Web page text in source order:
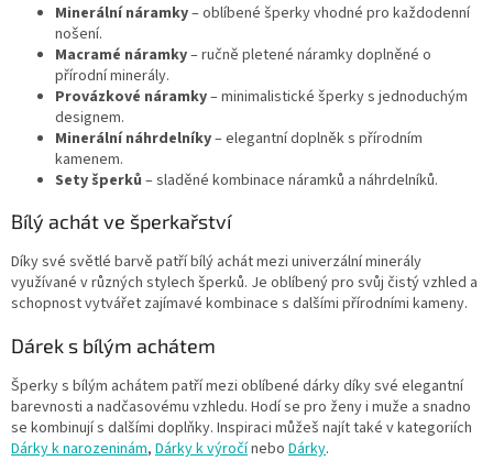
Minerální náramky– oblíbené šperky vhodné pro každodenní
nošení.
Macramé náramky– ručně pletené náramky doplněné o
přírodní minerály.
Provázkové náramky– minimalistické šperky s jednoduchým
designem.
Minerální náhrdelníky– elegantní doplněk s přírodním
kamenem.
Sety šperků – sladěné kombinace náramků a náhrdelníků.
Bílý achát ve šperkařství
Díky své světlé barvě patří bílý achát mezi univerzální minerály
využívané v různých stylech šperků. Je oblíbený pro svůj čistý vzhled a
schopnost vytvářet zajímavé kombinace s dalšími přírodními kameny.
Dárek s bílým achátem
Šperky s bílým achátem patří mezi oblíbené dárky díky své elegantní
barevnosti a nadčasovému vzhledu. Hodí se pro ženy i muže a snadno
se kombinují s dalšími doplňky. Inspiraci můžeš najít také v kategoriích
Dárky k narozeninám, Dárky k výročínebo Dárky.